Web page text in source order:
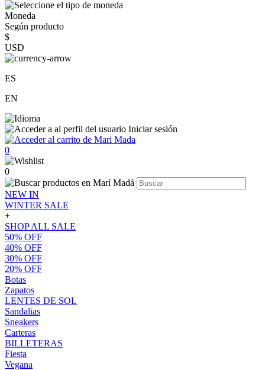
Moneda
Según producto
$
USD
ES
EN
Iniciar sesión
0
0
NEW IN
WINTER SALE
+
SHOP ALL SALE
50% OFF
40% OFF
30% OFF
20% OFF
Botas
Zapatos
LENTES DE SOL
Sandalias
Sneakers
Carteras
BILLETERAS
Fiesta
Vegana